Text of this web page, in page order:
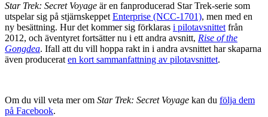
Star Trek: Secret Voyage är en fanproducerad Star Trek-serie som
utspelar sig på stjärnskeppet Enterprise (NCC-1701), men med en
ny besättning. Hur det kommer sig förklaras i pilotavsnittet från
2012, och äventyret fortsätter nu i ett andra avsnitt, Rise of the
Gongdea. Ifall att du vill hoppa rakt in i andra avsnittet har skaparna
även producerat en kort sammanfattning av pilotavsnittet.
Om du vill veta mer om Star Trek: Secret Voyage kan du följa dem
på Facebook.